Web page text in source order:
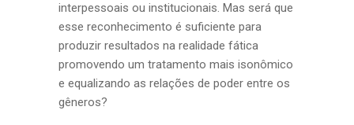
interpessoais ou institucionais. Mas será que
esse reconhecimento é suficiente para
produzir resultados na realidade fática
promovendo um tratamento mais isonômico
e equalizando as relações de poder entre os
gêneros?